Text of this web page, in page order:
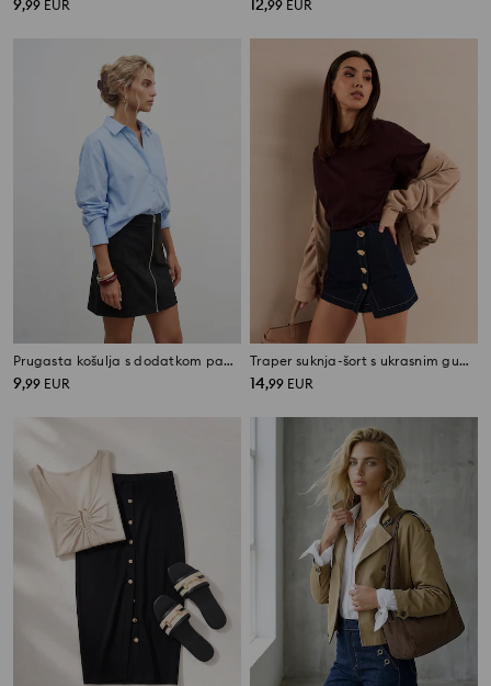
9,99 EUR 12,99 EUR
Prugasta košulja s dodatkom pamuka
9,99 EUR
Traper suknja-šort s ukrasnim gumbima
14,99 EUR